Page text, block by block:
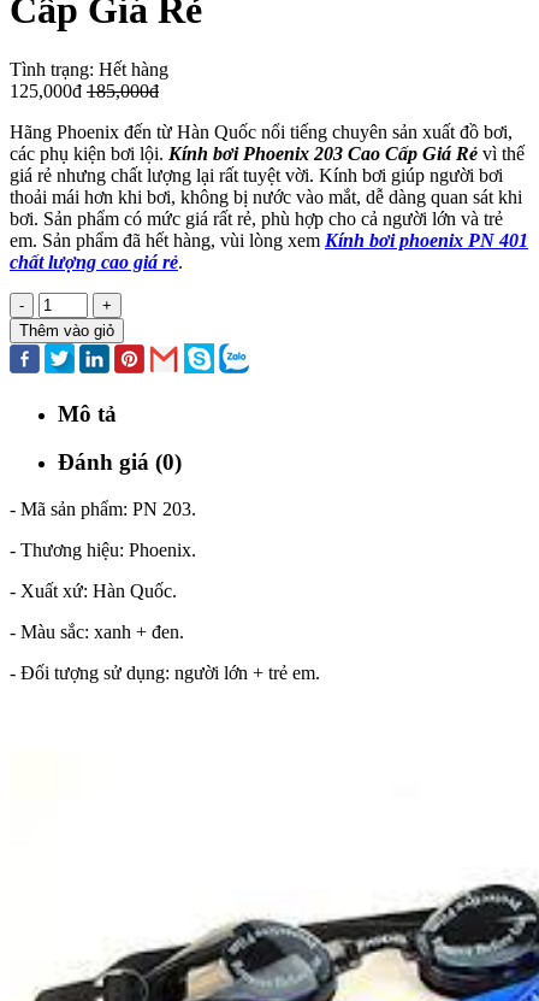
Cấp Giá Rẻ
Tình trạng: Hết hàng
125,000đ 185,000đ
Hãng Phoenix đến từ Hàn Quốc nổi tiếng chuyên sản xuất đồ bơi,
các phụ kiện bơi lội. Kính bơi Phoenix 203 Cao Cấp Giá Rẻ vì thế
giá rẻ nhưng chất lượng lại rất tuyệt vời. Kính bơi giúp người bơi
thoải mái hơn khi bơi, không bị nước vào mắt, dễ dàng quan sát khi
bơi. Sản phẩm có mức giá rất rẻ, phù hợp cho cả người lớn và trẻ
em. Sản phẩm đã hết hàng, vùi lòng xem Kính bơi phoenix PN 401
chất lượng cao giá rẻ.
-
+
Thêm vào giỏ
Mô tả
Đánh giá (0)
- Mã sản phẩm: PN 203.
- Thương hiệu: Phoenix.
- Xuất xứ: Hàn Quốc.
- Màu sắc: xanh + đen.
- Đối tượng sử dụng: người lớn + trẻ em.